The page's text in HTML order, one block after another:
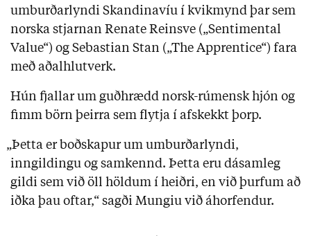
umburðarlyndi Skandinavíu í kvikmynd þar sem
norska stjarnan Renate Reinsve („Sentimental
Value“) og Sebastian Stan („The Apprentice“) fara
með aðalhlutverk.
Hún fjallar um guðhrædd norsk-rúmensk hjón og
fimm börn þeirra sem flytja í afskekkt þorp.
„Þetta er boðskapur um umburðarlyndi,
inngildingu og samkennd. Þetta eru dásamleg
gildi sem við öll höldum í heiðri, en við þurfum að
iðka þau oftar,“ sagði Mungiu við áhorfendur.